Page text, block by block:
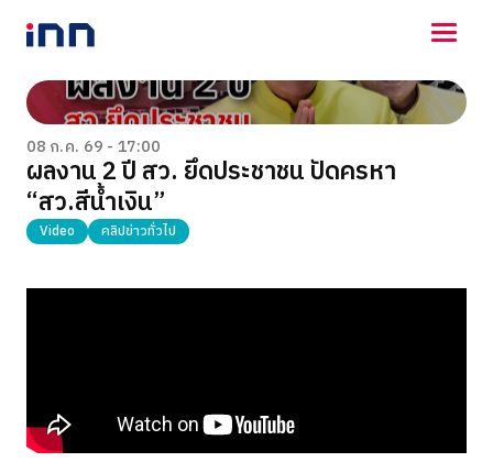
NEWS
ENTERTAINMENT
LIFESTYLE
HOROSCOPE
LOTTERY
VIDEO
08 ก.ค. 69 - 17:00
ผลงาน 2 ปี สว. ยึดประชาชน ปัดครหา
“สว.สีน้ำเงิน”
Video คลิปข่าวทั่วไป